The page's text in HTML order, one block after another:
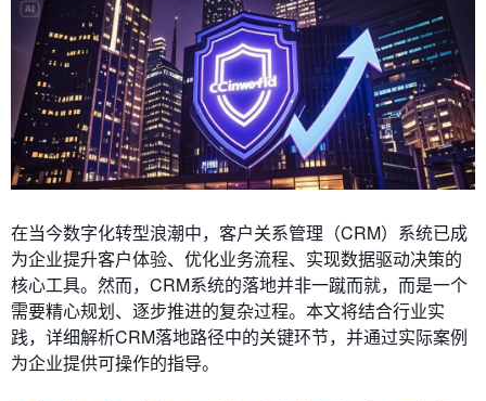
在当今数字化转型浪潮中，客户关系管理（CRM）系统已成
为企业提升客户体验、优化业务流程、实现数据驱动决策的
核心工具。然而，CRM系统的落地并非一蹴而就，而是一个
需要精心规划、逐步推进的复杂过程。本文将结合行业实
践，详细解析CRM落地路径中的关键环节，并通过实际案例
为企业提供可操作的指导。